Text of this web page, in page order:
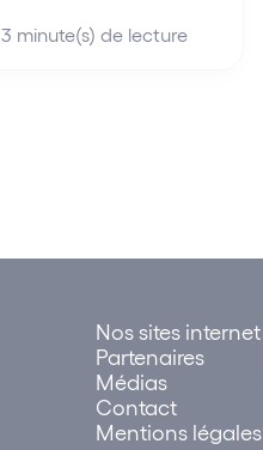
3 minute(s) de lecture
Nos sites internet
Partenaires
Médias
Contact
Mentions légales